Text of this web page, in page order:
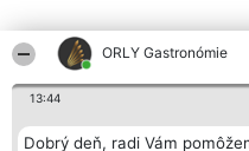
ORLY Gastronómie
13:44
Dobrý deň, radi Vám
Organizátor hodnotenia